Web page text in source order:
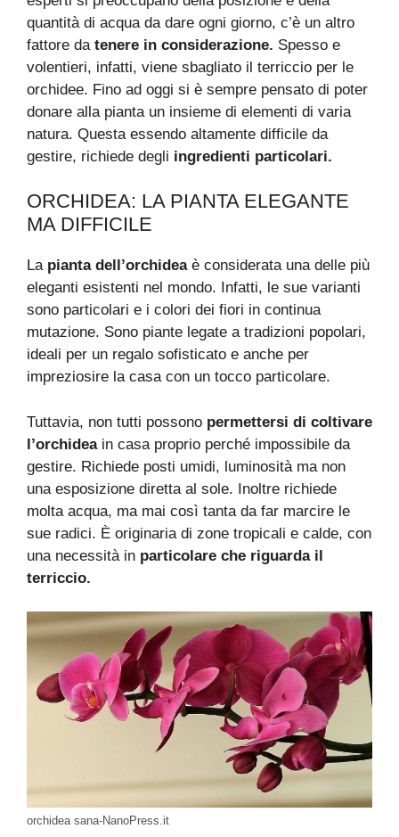
quantità di acqua da dare ogni giorno, c’è un altro
fattore da tenere in considerazione. Spesso e
volentieri, infatti, viene sbagliato il terriccio per le
orchidee. Fino ad oggi si è sempre pensato di poter
donare alla pianta un insieme di elementi di varia
natura. Questa essendo altamente difficile da
gestire, richiede degli ingredienti particolari.
ORCHIDEA: LA PIANTA ELEGANTE
MA DIFFICILE
La pianta dell’orchideaè considerata una delle più
eleganti esistenti nel mondo. Infatti, le sue varianti
sono particolari e i colori dei fiori in continua
mutazione. Sono piante legate a tradizioni popolari,
ideali per un regalo sofisticato e anche per
impreziosire la casa con un tocco particolare.
Tuttavia, non tutti possono permettersi di coltivare
l’orchideain casa proprio perché impossibile da
gestire. Richiede posti umidi, luminosità ma non
una esposizione diretta al sole. Inoltre richiede
molta acqua, ma mai così tanta da far marcire le
sue radici. È originaria di zone tropicali e calde, con
una necessità in particolare che riguarda il
terriccio.
orchidea sana-NanoPress.it